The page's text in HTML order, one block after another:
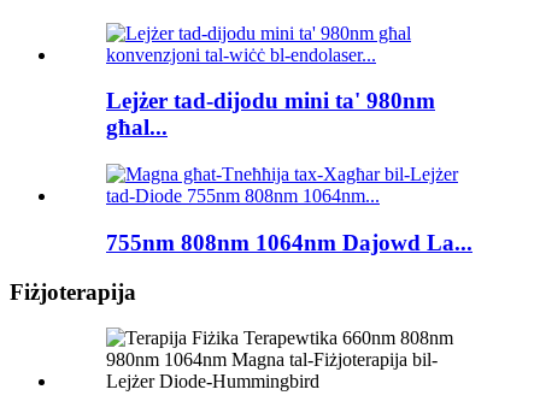
Lejżer tad-dijodu mini ta' 980nm
għal...
755nm 808nm 1064nm Dajowd La...
Fiżjoterapija